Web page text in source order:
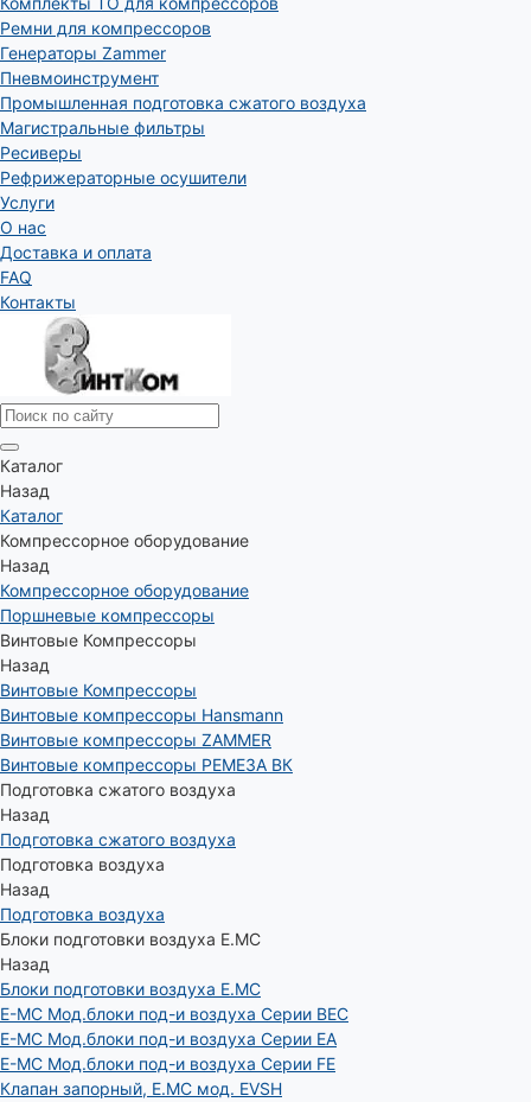
Ремни для компрессоров
Генераторы Zammer
Пневмоинструмент
Промышленная подготовка сжатого воздуха
Магистральные фильтры
Ресиверы
Рефрижераторные осушители
Услуги
О нас
Доставка и оплата
FAQ
Контакты
Каталог
Назад
Каталог
Компрессорное оборудование
Назад
Компрессорное оборудование
Поршневые компрессоры
Винтовые Компрессоры
Назад
Винтовые Компрессоры
Винтовые компрессоры Hansmann
Винтовые компрессоры ZAMMER
Винтовые компрессоры РЕМЕЗА ВК
Подготовка сжатого воздуха
Назад
Подготовка сжатого воздуха
Подготовка воздуха
Назад
Подготовка воздуха
Блоки подготовки воздуха E.MC
Назад
Блоки подготовки воздуха E.MC
E-MC Мод.блоки под-и воздуха Серии BEC
E-MC Мод.блоки под-и воздуха Серии EA
E-MC Мод.блоки под-и воздуха Серии FE
Клапан запорный, E.MC мод. EVSH